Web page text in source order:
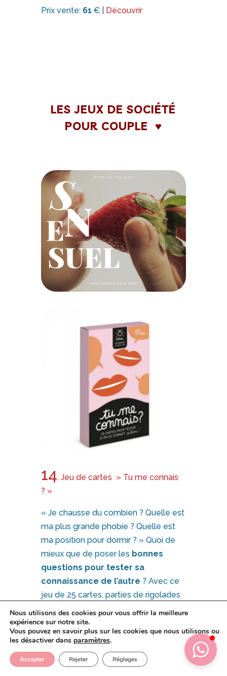
Prix vente: 61 € | Découvrir
LES JEUX DE SOCIÉTÉ
POUR COUPLE ♥
14. Jeu de cartes » Tu me connais
? »
« Je chausse du combien ? Quelle est
ma plus grande phobie ? Quelle est
ma position pour dormir ? » Quoi de
mieux que de poser les bonnes
questions pour tester sa
connaissance de l’autre ? Avec ce
jeu de 25 cartes, parties de rigolades
et de complicités assurées !
Prix vente:7,90 € | Découvrir
15 . Blanc Manger Coco « La petite
Nous utilisons des cookies pour vous offrir la meilleure
expérience sur notre site.
Vous pouvez en savoir plus sur les cookies que nous utilisons ou
les désactiver dans paramètres.
Accepter Rejeter Réglages